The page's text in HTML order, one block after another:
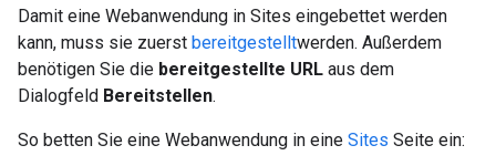
Damit eine Webanwendung in Sites eingebettet werden
kann, muss sie zuerst bereitgestelltwerden. Außerdem
benötigen Sie die bereitgestellte URL aus dem
Dialogfeld Bereitstellen.
So betten Sie eine Webanwendung in eine Sites Seite ein: